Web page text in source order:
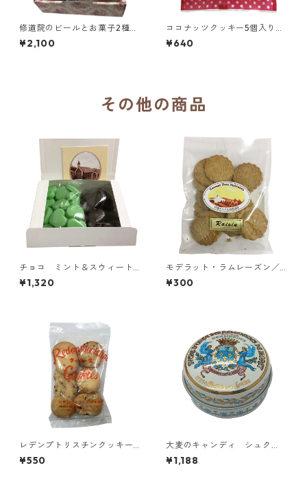
修道院のビールとお菓子2種詰
め合わせセット／シメイレッ
ド、クッキーミックス、ガレ
¥2,100
ココナッツクッキー5個入り／
函館トラピスチヌ修道院 天使
園
¥640
その他の商品
チョコ ミント＆スウィート
ハート／十勝カルメル会修道
院
¥1,320
モデラット・ラムレーズン／
伊達カルメル会修道院
¥300
レデンプトリスチンクッキー
ズ（レーズン、ピーナッツ）
／鎌倉レデンプトリスチン修
¥550
大麦のキャンディ シュク
ル・ドルジュ（フランス）
¥1,188